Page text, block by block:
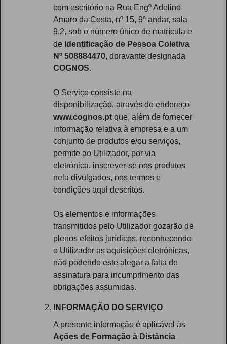
com escritório na Rua Engº Adelino
Amaro da Costa, nº 15, 9º andar, sala
9.2, sob o número único de matrícula e
de Identificação de Pessoa Coletiva
Nº 508884470, doravante designada
COGNOS.
O Serviço consiste na
disponibilização, através do endereço
www.cognos.pt que, além de fornecer
informação relativa à empresa e a um
conjunto de produtos e/ou serviços,
permite ao Utilizador, por via
eletrónica, inscrever-se nos produtos
nela divulgados, nos termos e
condições aqui descritos.
Os elementos e informações
transmitidos pelo Utilizador gozarão de
plenos efeitos jurídicos, reconhecendo
o Utilizador as aquisições eletrónicas,
não podendo este alegar a falta de
assinatura para incumprimento das
obrigações assumidas.
INFORMAÇÃO DO SERVIÇO
A presente informação é aplicável às
Ações de Formação à Distância